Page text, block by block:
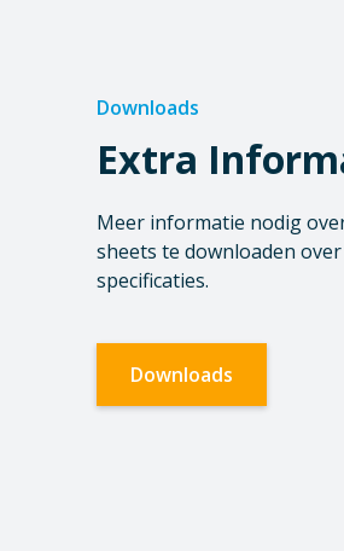
Downloads
Extra
Meer informatie nodig
sheets te downloaden
specificaties.
Downloads